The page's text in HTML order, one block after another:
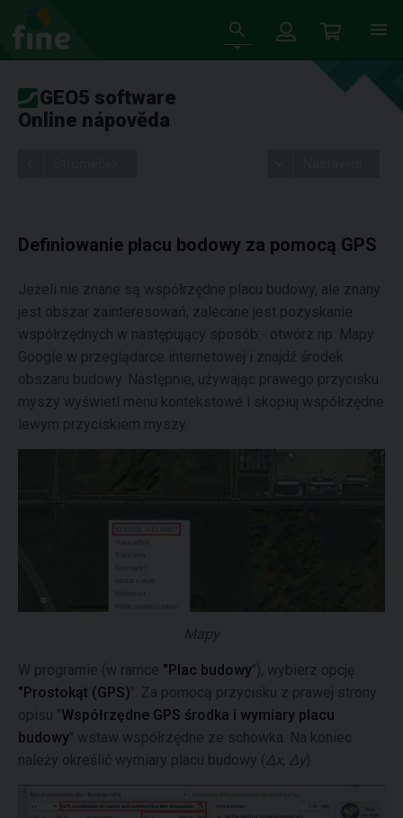
GEO5 software
Online nápověda
Definiowanie placu bodowy za pomocą GPS
Jeżeli nie znane są współrzędne placu budowy, ale znany
jest obszar zainteresowań, zalecane jest pozyskanie
współrzędnych w następujący sposób:- otwórz np. Mapy
Google w przeglądarce internetowej i znajdź środek
obszaru budowy. Następnie, używając prawego przycisku
myszy wyświetl menu kontekstowe i skopiuj współrzędne
lewym przyciskiem myszy.
Mapy
W programie (w ramce "Plac budowy"), wybierz opcję
"Prostokąt (GPS)". Za pomocą przycisku z prawej strony
opisu "Współrzędne GPS środka i wymiary placu
budowy" wstaw współrzędne ze schowka. Na koniec
należy określić wymiary placu budowy ( Δx, Δy).